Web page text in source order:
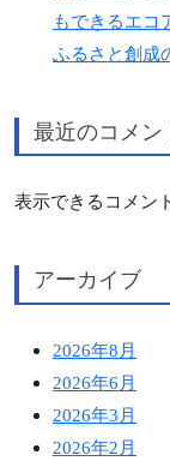
もできるエコ
ふるさと創成
最近のコメン
表示できるコメン
アーカイブ
2026年8月
2026年6月
2026年3月
2026年2月